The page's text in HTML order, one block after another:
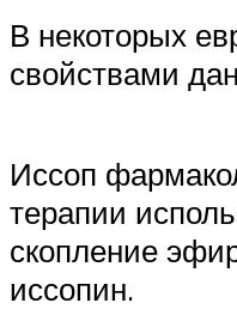
В некоторых
свойствами
Иссоп
терапии
скопление
иссопин.